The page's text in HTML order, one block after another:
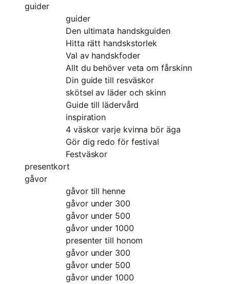
guider
guider
Den ultimata handskguiden
Hitta rätt handskstorlek
Val av handskfoder
Allt du behöver veta om fårskinn
Din guide till resväskor
skötsel av läder och skinn
Guide till lädervård
inspiration
4 väskor varje kvinna bör äga
Gör dig redo för festival
Festväskor
presentkort
gåvor
gåvor till henne
gåvor under 300
gåvor under 500
gåvor under 1000
presenter till honom
gåvor under 300
gåvor under 500
gåvor under 1000